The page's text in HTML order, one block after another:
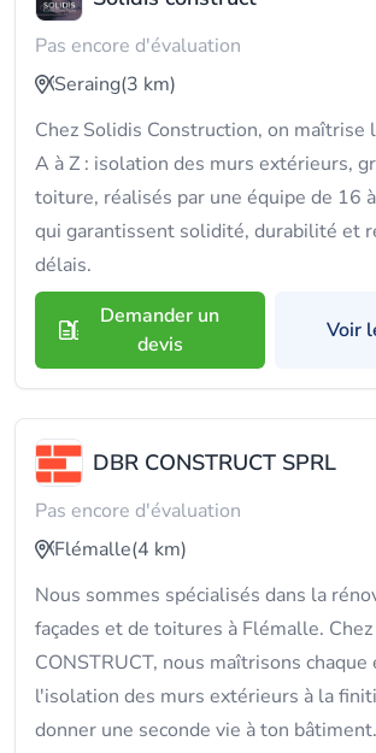
Pas encore d'évaluation
Seraing(3 km)
Chez Solidis Construction, on maîtrise
A à Z : isolation des murs extérieurs,
toiture, réalisés par une équipe de 16
qui garantissent solidité, durabilité et
délais.
Demander un
devis
Voir
DBR CONSTRUCT SPRL
Pas encore d'évaluation
Flémalle(4 km)
Nous sommes spécialisés dans la
façades et de toitures à Flémalle. Chez
CONSTRUCT, nous maîtrisons chaque
l'isolation des murs extérieurs à la
donner une seconde vie à ton bâtiment.